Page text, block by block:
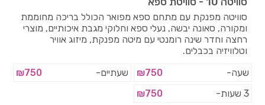
סוויטה מפנקת עם מתחם ספא מפואר הכולל בריכה מחוממת
ומקורה, סאונה יבשה, נעלי ספא וחלוקי מגבת איכותיים, מוצרי
רחצה וחדר שינה רומנטי עם מיטה מפנקת, מיזוג אוויר
וטלוויזיה בכבלים.
שעה-
₪750 שעתיים-
₪750
3 שעות-
₪750